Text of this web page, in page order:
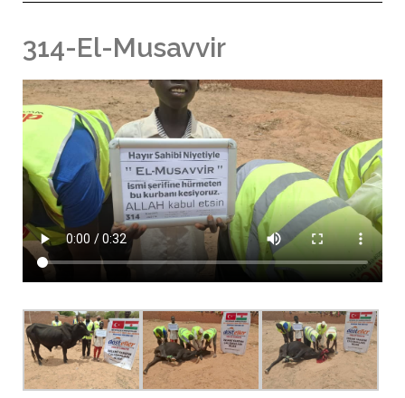
314-El-Musavvir